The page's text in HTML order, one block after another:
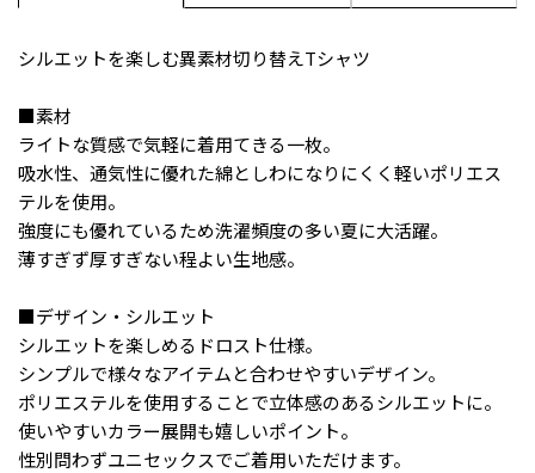
シルエットを楽しむ異素材切り替えTシャツ
■素材
ライトな質感で気軽に着用てきる一枚。
吸水性、通気性に優れた綿としわになりにくく軽いポリエス
テルを使用。
強度にも優れているため洗濯頻度の多い夏に大活躍。
薄すぎず厚すぎない程よい生地感。
■デザイン・シルエット
シルエットを楽しめるドロスト仕様。
シンプルで様々なアイテムと合わせやすいデザイン。
ポリエステルを使用することで立体感のあるシルエットに。
使いやすいカラー展開も嬉しいポイント。
性別問わずユニセックスでご着用いただけます。